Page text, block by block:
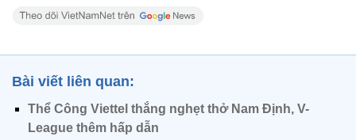
Bài viết liên quan:
Thể Công Viettel thắng nghẹt thở Nam Định, V-
League thêm hấp dẫn